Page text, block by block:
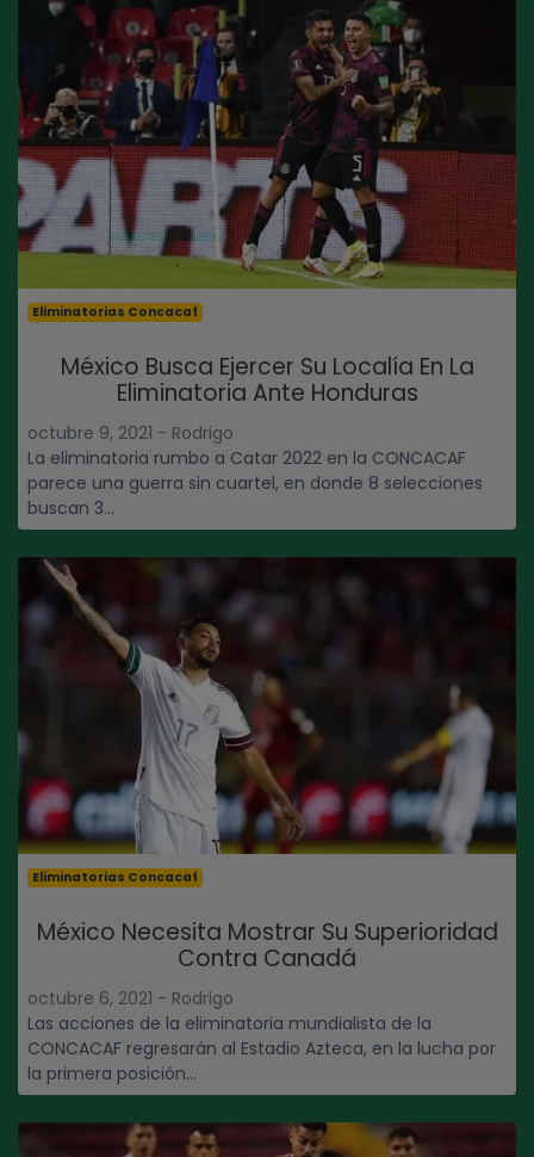
Eliminatorias Concacaf
México Busca Ejercer Su Localía En La
Eliminatoria Ante Honduras
octubre 9, 2021 - Rodrigo
La eliminatoria rumbo a Catar 2022 en la CONCACAF
parece una guerra sin cuartel, en donde 8 selecciones
buscan 3...
Eliminatorias Concacaf
México Necesita Mostrar Su Superioridad
Contra Canadá
octubre 6, 2021 - Rodrigo
Las acciones de la eliminatoria mundialista de la
CONCACAF regresarán al Estadio Azteca, en la lucha por
la primera posición...